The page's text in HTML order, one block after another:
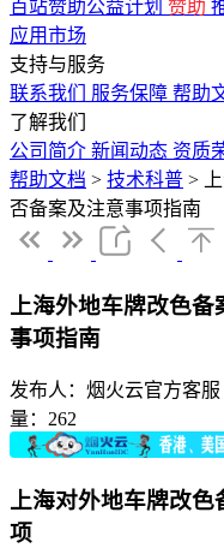
百站赞助公益计划 赞助
应用市场
支持与服务
联系我们
服务保障 帮助
了解我们
公司简介 新闻动态 资质
帮助文档 > 技术科普 >
否备案及注意事项指南
上海外地车牌改色
事项指南
发布人：烟火云官方客服
量：262
上海对外地车牌改
项